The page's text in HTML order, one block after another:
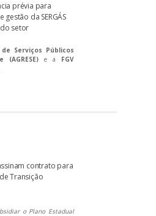
prévia para
da SERGÁS
setor
Serviços Públicos
e a FGV
contrato para
Transição
o Plano Estadual